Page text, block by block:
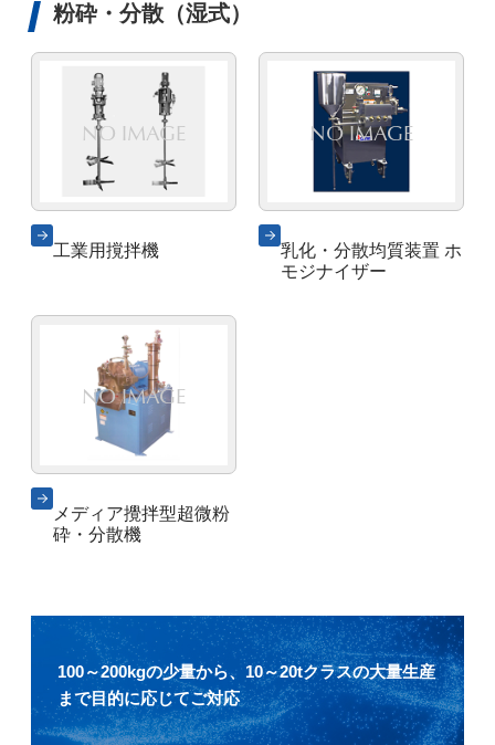
粉砕・分散（湿式）
工業用撹拌機
乳化・分散均質装置 ホ
モジナイザー
メディア攪拌型超微粉
砕・分散機
100～200kgの少量から、10～20tクラスの大量生産
まで目的に応じてご対応